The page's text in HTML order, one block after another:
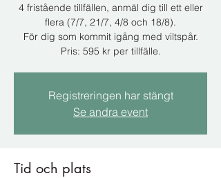
4 fristående tillfällen, anmäl dig till ett eller
flera (7/7, 21/7, 4/8 och 18/8).
För dig som kommit igång med viltspår.
Registreringen har stängt
Se andra event
Tid och plats